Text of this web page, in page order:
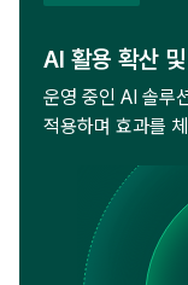
AI 활용 확산
운영 중인 AI 솔루
적용하며 효과를